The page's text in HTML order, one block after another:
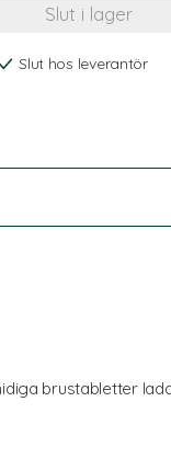
Slut hos leverantör
brustabletter